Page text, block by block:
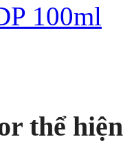
100ml
thể